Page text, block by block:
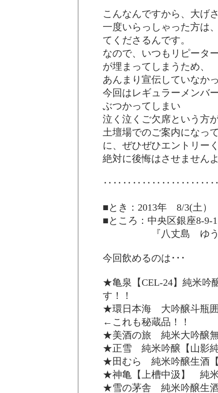
こんなんですから、大げ
一度いらっしゃった方は
てくださるんです。
なので、いつもリピータ
が埋まってしまうため、
あんまり宣伝していなか
今回はレギュラーメンバ
ぶつかってしまい
泣く泣くご欠席という
土壇場でのご案内になっ
に、ぜひぜひエントリー
絶対に後悔はさせません
■とき：2013年 8/3(土）
■ところ：中央区銀座8-
『八丈島 ゆうき
今回飲めるのは･･･
★亀泉【CEL-24】純米
す！！
★環日本海 大吟醸斗瓶
←これも秘蔵品！！
★美酒の旅 純米大吟醸
★正雪 純米吟醸【山影
★田むら 純米吟醸生酒
★神亀【上槽中汲】 純
★雪の茅舎 純米吟醸生酒